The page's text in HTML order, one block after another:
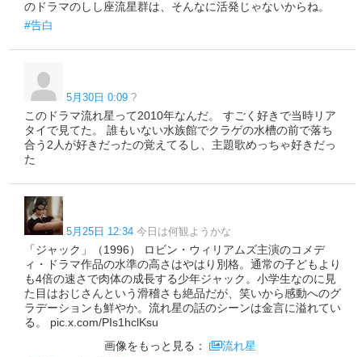
のドラマのしし座流星群は、そんなに活発じゃないからね。
#告白
5月30日 0:09 ?
このドラマ流れ星って2010年なんだ。 すごく好きで当時リア
タイで見てた。 誰もいない水族館でクラゲの水槽の前で落ち
合う2人が好きだったの覚えてるし、主題歌めっちゃ好きだっ
た
5月25日 12:34 今日は何観ようかな
「ジャック」（1996） ロビン・ウィリアムズ主演のコメデ
ィ・ドラマ作品の水準の高さはやはり別格。通常の子どもより
も4倍の速さで肉体の成長する少年ジャック。小学生なのに見
た目はおじさんという滑稽さも絶品だが、笑いから感動へのグ
ラデーションも鮮やか。流れ星の話のシーンは金言に溢れてい
る。 pic.x.com/PIs1hclKsu
画像をもっと見る：
流れ星